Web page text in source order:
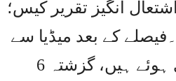
انگیز تقریر کیس؛
کے بعد میڈیا سے
گفتگو کرتے ہوئے فاروق ستار نے کہا کہ 7 ملزمان بری ہوئے ہیں، گزشتہ 6